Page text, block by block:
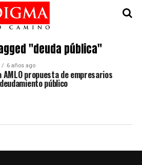
"deuda pública"
6 años ago
AMLO propuesta de empresarios
público